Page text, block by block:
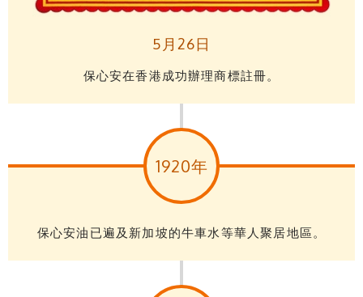
5月26日
保心安在香港成功辦理商標註冊。
1920年
保心安油已遍及新加坡的牛車水等華人聚居地區。